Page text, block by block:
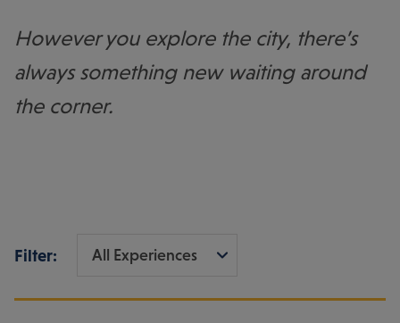
However you explore the city, there’s
always something new waiting around
the corner.
Filter: